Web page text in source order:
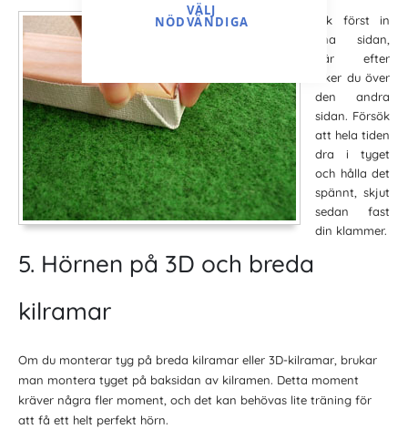
VÄLJ
NÖDVÄNDIGA
Vik först in
ena sidan,
där efter
viker du över
den andra
sidan. Försök
att hela tiden
dra i tyget
och hålla det
spännt, skjut
sedan fast
din klammer.
5. Hörnen på 3D och breda
kilramar
Om du monterar tyg på breda kilramar eller 3D-kilramar, brukar
man montera tyget på baksidan av kilramen. Detta moment
kräver några fler moment, och det kan behövas lite träning för
att få ett helt perfekt hörn.